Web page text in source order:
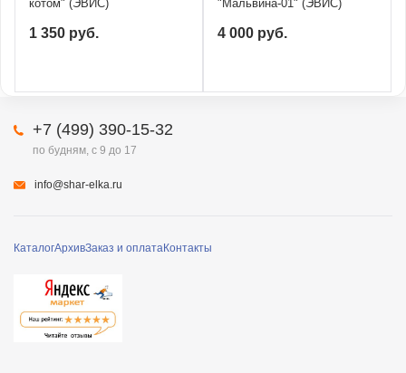
котом" (ЭВИС)
1 350 руб.
"Мальвина-01" (ЭВИС)
4 000 руб.
КаталогАрхивЗаказ и оплатаКонтакты
+7 (499) 390-15-32
по будням, с 9 до 17
info@shar-elka.ru